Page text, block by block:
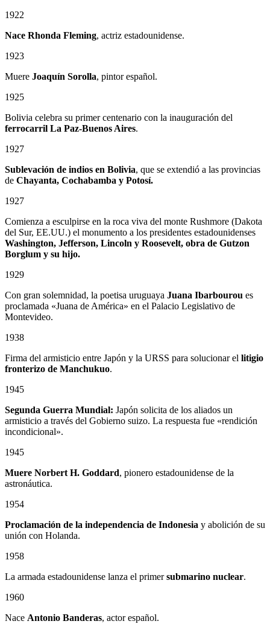
1922
Nace Rhonda Fleming, actriz estadounidense.
1923
Muere Joaquín Sorolla, pintor español.
1925
Bolivia celebra su primer centenario con la inauguración del
ferrocarril La Paz-Buenos Aires.
1927
Sublevación de indios en Bolivia, que se extendió a las provincias
de Chayanta, Cochabamba y Potosí.
1927
Comienza a esculpirse en la roca viva del monte Rushmore (Dakota
del Sur, EE.UU.) el monumento a los presidentes estadounidenses
Washington, Jefferson, Lincoln y Roosevelt, obra de Gutzon
Borglum y su hijo.
1929
Con gran solemnidad, la poetisa uruguaya Juana Ibarbourou es
proclamada «Juana de América» en el Palacio Legislativo de
Montevideo.
1938
Firma del armisticio entre Japón y la URSS para solucionar el litigio
fronterizo de Manchukuo.
1945
Segunda Guerra Mundial: Japón solicita de los aliados un
armisticio a través del Gobierno suizo. La respuesta fue «rendición
incondicional».
1945
Muere Norbert H. Goddard, pionero estadounidense de la
astronáutica.
1954
Proclamación de la independencia de Indonesia y abolición de su
unión con Holanda.
1958
La armada estadounidense lanza el primersubmarino nuclear.
1960
Nace Antonio Banderas, actor español.